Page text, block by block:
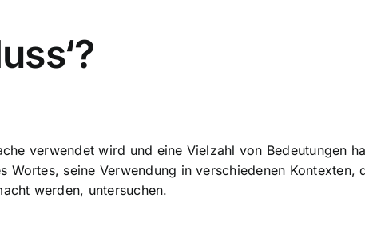
verwendet wird und eine Vielzahl von Bedeutungen
Wortes, seine Verwendung in verschiedenen
werden, untersuchen.